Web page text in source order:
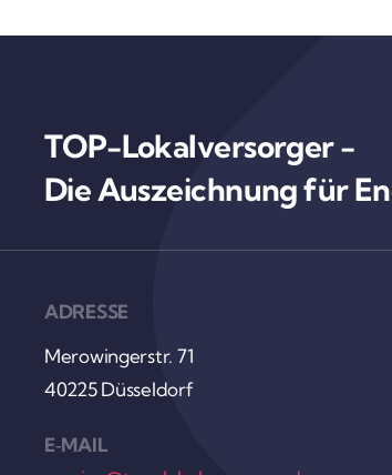
TOP-Lokal­ver­sorger -
Die Auszeich­nung für
ADRESSE
Mero­win­gerstr. 71
40225 Düssel­dorf
E‑MAIL